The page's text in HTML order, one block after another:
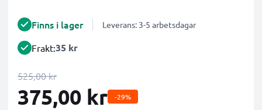
Finns i lager Leverans: 3-5 arbetsdagar
Frakt:35 kr
525,00 kr
375,00 kr -29%